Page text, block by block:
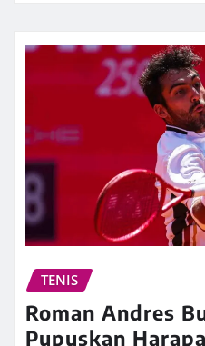
TENIS
Roman Andres
Pupuskan